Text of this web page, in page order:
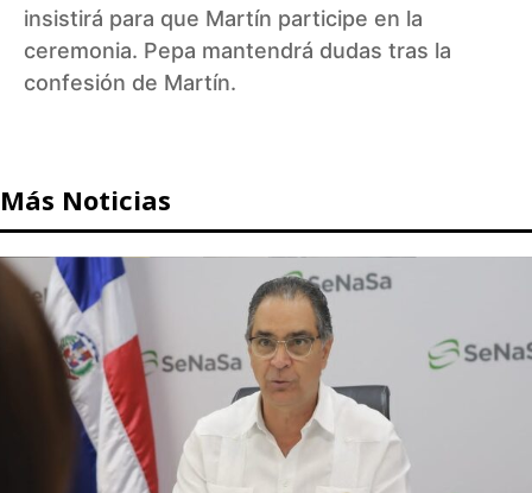
insistirá para que Martín participe en la
ceremonia. Pepa mantendrá dudas tras la
confesión de Martín.
Más Noticias